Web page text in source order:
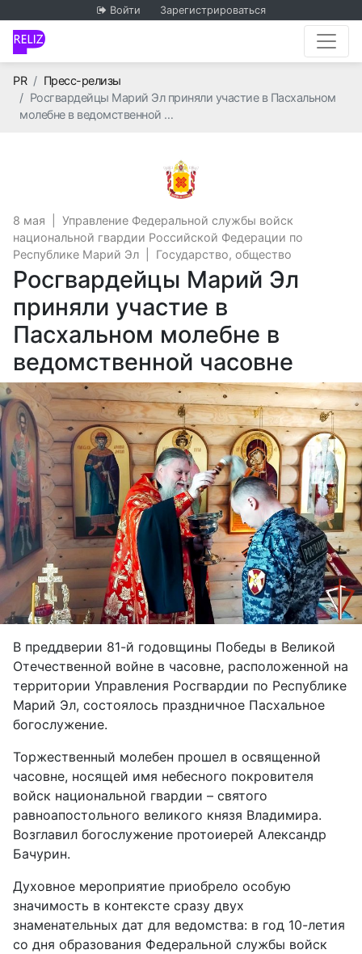
Войти Зарегистрироваться
PRГлавная
Пресс-релизы
Росгвардейцы Марий Эл приняли участие в Пасхальном
молебне в ведомственной …
Управление
8 мая
Управление Федеральной службы войск
национальной гвардии Российской Федерации по
Республике Марий Эл
Государство, общество
Росгвардейцы Марий Эл
приняли участие в
Пасхальном молебне в
ведомственной часовне
В преддверии 81-й годовщины Победы в Великой
Отечественной войне в часовне, расположенной на
территории Управления Росгвардии по Республике
Марий Эл, состоялось праздничное Пасхальное
богослужение.
Торжественный молебен прошел в освященной
часовне, носящей имя небесного покровителя
войск национальной гвардии – святого
равноапостольного великого князя Владимира.
Возглавил богослужение протоиерей Александр
Бачурин.
Духовное мероприятие приобрело особую
значимость в контексте сразу двух
знаменательных дат для ведомства: в год 10-летия
со дня образования Федеральной службы войск